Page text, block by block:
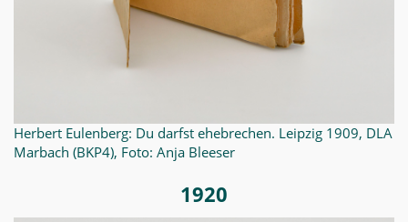
Herbert Eulenberg: Du darfst ehebrechen. Leipzig 1909, DLA
Marbach (BKP4), Foto: Anja Bleeser
1920